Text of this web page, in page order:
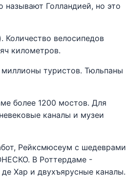
называют Голландией, но это
велосипедов
километров.
туристов. Тюльпаны
более 1200 мостов. Для
каналы и музеи
Рейксмюсеум с шедеврами
В Роттердаме -
Хар и двухъярусные каналы.